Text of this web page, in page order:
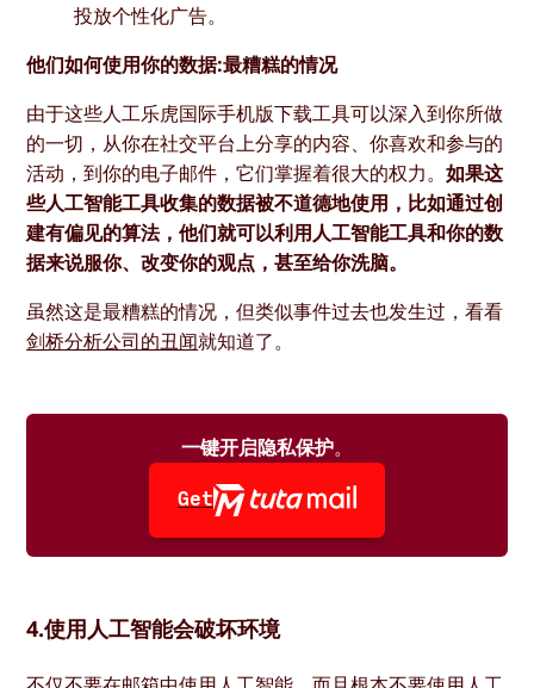
投放个性化广告。
他们如何使用你的数据:最糟糕的情况
由于这些人工乐虎国际手机版下载工具可以深入到你所做
的一切，从你在社交平台上分享的内容、你喜欢和参与的
活动，到你的电子邮件，它们掌握着很大的权力。如果这
些人工智能工具收集的数据被不道德地使用，比如通过创
建有偏见的算法，他们就可以利用人工智能工具和你的数
据来说服你、改变你的观点，甚至给你洗脑。
虽然这是最糟糕的情况，但类似事件过去也发生过，看看
剑桥分析公司的丑闻就知道了。
一键开启隐私保护。
Get
4.使用人工智能会破坏环境